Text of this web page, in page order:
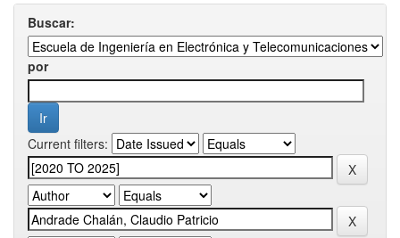
Buscar:
por
Current filters: